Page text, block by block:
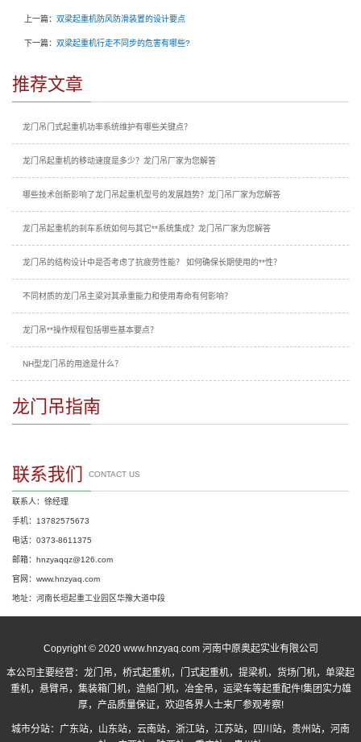
上一篇： 双梁起重机防风防滑装置的设计要点
下一篇： 双梁起重机行走不同步的危害有哪些?
推荐文章
龙门吊门式起重机功率系统维护有哪些关键点？
龙门吊起重机的移动速度是多少？龙门吊厂家为您解答
哪些技术创新影响了龙门吊起重机型号的发展趋势？龙门吊厂家为您解答
龙门吊起重机的刹车系统如何与其它**系统集成？龙门吊厂家为您解答
龙门吊的结构设计中是否考虑了抗疲劳性能？ 如何确保长期使用的**性？
不同材质的龙门吊主梁对其承重能力和使用寿命有何影响？
龙门吊**操作规程包括哪些基本要点？
NH型龙门吊的用途是什么？
龙门吊指南
联系我们 CONTACT US
联系人：徐经理
手机：13782575673
电话：0373-8611375
邮箱：hnzyaqqz@126.com
官网：www.hnzyaq.com
地址：河南长垣起重工业园区华豫大道中段
Copyright © 2020 www.hnzyaq.com 河南中原奥起实业有限公司
本公司主要经营： 龙门吊 ， 桥式起重机， 门式起重机，提梁机，货场门机，单梁起
重机，悬臂吊，集装箱门机，造船门机，冶金吊，运梁车等起重配件!集团实力雄
厚，产品质量保证，欢迎各界人士来厂参观考察!
城市分站： 广东站， 山东站， 云南站， 浙江站， 江苏站， 四川站， 贵州站， 河南